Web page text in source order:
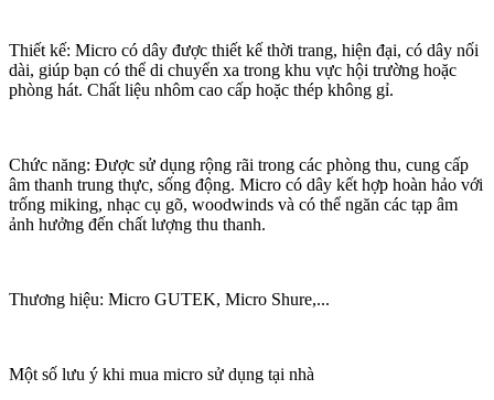
Thiết kế: Micro có dây được thiết kế thời trang, hiện đại, có dây nối
dài, giúp bạn có thể di chuyển xa trong khu vực hội trường hoặc
phòng hát. Chất liệu nhôm cao cấp hoặc thép không gỉ.
Chức năng: Được sử dụng rộng rãi trong các phòng thu, cung cấp
âm thanh trung thực, sống động. Micro có dây kết hợp hoàn hảo với
trống miking, nhạc cụ gõ, woodwinds và có thể ngăn các tạp âm
ảnh hưởng đến chất lượng thu thanh.
Thương hiệu: Micro GUTEK, Micro Shure,...
Một số lưu ý khi mua micro sử dụng tại nhà